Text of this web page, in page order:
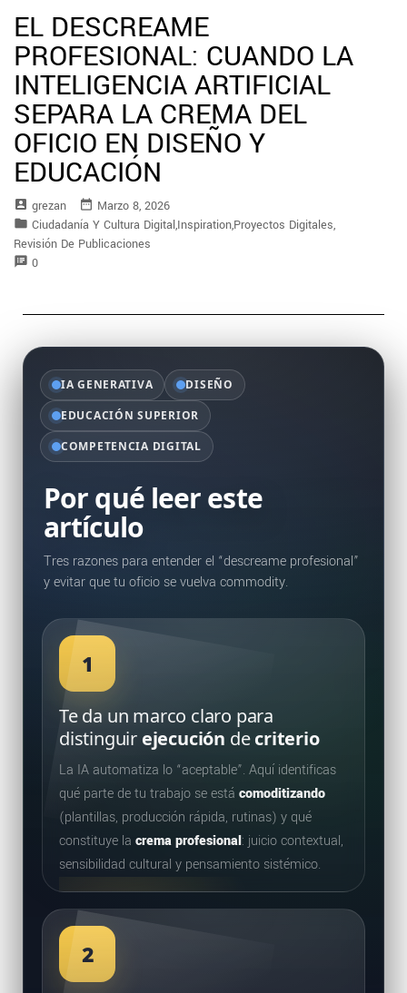
EL DESCREAME
PROFESIONAL: CUANDO LA
INTELIGENCIA ARTIFICIAL
SEPARA LA CREMA DEL
OFICIO EN DISEÑO Y
EDUCACIÓN
account_box Grezan date_range Marzo 8, 2026
folder Ciudadanía Y Cultura Digital,Inspiration,Proyectos Digitales,
Revisión De Publicaciones
speaker_notes 0
IA GENERATIVA
DISEÑO
EDUCACIÓN SUPERIOR
COMPETENCIA DIGITAL
Por qué leer este
artículo
Tres razones para entender el “descreame profesional”
y evitar que tu oficio se vuelva commodity.
1
Te da un marco claro para
distinguir ejecución decriterio
La IA automatiza lo “aceptable”. Aquí identificas
qué parte de tu trabajo se está comoditizando
(plantillas, producción rápida, rutinas) y qué
constituye la crema profesional: juicio contextual,
sensibilidad cultural y pensamiento sistémico.
2